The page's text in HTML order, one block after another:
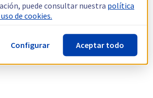
puede consultar nuestra política
de cookies.
Configurar Aceptar todo